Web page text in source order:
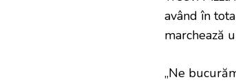
având în
marchează
„Ne